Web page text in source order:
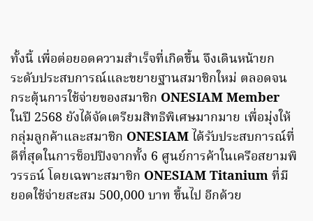
ทั้งนี้ เพื่อต่อยอดความสำเร็จที่เกิดขึ้น จึงเดินหน้ายก
ระดับประสบการณ์และขยายฐานสมาชิกใหม่ ตลอดจน
กระตุ้นการใช้จ่ายของสมาชิก ONESIAM Member
ในปี 2568 ยังได้จัดเตรียมสิทธิพิเศษมากมาย เพื่อมุ่งให้
กลุ่มลูกค้าและสมาชิก ONESIAM ได้รับประสบการณ์ที่
ดีที่สุดในการช็อปปิงจากทั้ง 6 ศูนย์การค้าในเครือสยามพิ
วรรธน์ โดยเฉพาะสมาชิก ONESIAM Titaniumที่มี
ยอดใช้จ่ายสะสม 500,000 บาท ขึ้นไป อีกด้วย